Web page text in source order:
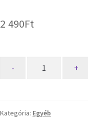
2 490Ft
- +
Kategória: Egyéb